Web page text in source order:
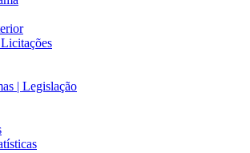
| Legislação